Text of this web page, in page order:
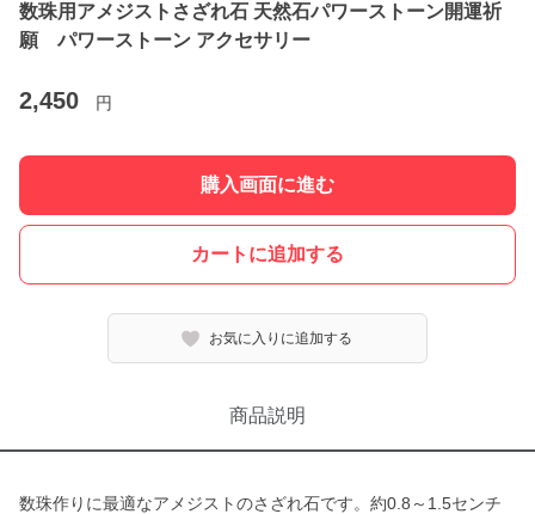
数珠用アメジストさざれ石 天然石パワーストーン開運祈
願 パワーストーン アクセサリー
2,450 円
購入画面に進む
カートに追加する
お気に入りに追加する
商品説明
数珠作りに最適なアメジストのさざれ石です。約0.8～1.5センチ